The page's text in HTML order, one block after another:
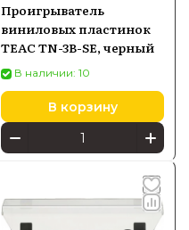
Проигрыватель
виниловых пластинок
TEAC TN-3B-SE, черный
В наличии: 10
В корзину